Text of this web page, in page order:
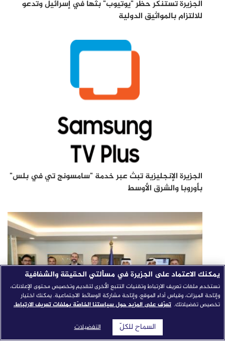
الجزيرة تستنكر حظر "يوتيوب" بثها في إسرائيل وتدعو
للالتزام بالمواثيق الدولية
الجزيرة الإنجليزية تبث عبر خدمة "سامسونج تي في بلس"
بأوروبا والشرق الأوسط
يمكنك الاعتماد على الجزيرة في مسألتي الحقيقة والشفافية
نستخدم ملفات تعريف الارتباط وتقنيات التتبع الأخرى لتقديم وتخصيص محتوى الإعلانات،
وإتاحة الميزات، وقياس أداء الموقع، وإتاحة مشاركة الوسائط الاجتماعية. يمكنك اختيار
تخصيص تفضيلاتك. تعرّف على المزيد حول سياستنا الخاصّة بملفات تعريف الارتباط.
التفضيلات السماح للكلّ